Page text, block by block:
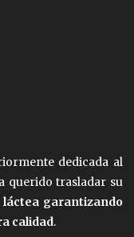
dedicada al
querido trasladar su
garantizando
calidad.